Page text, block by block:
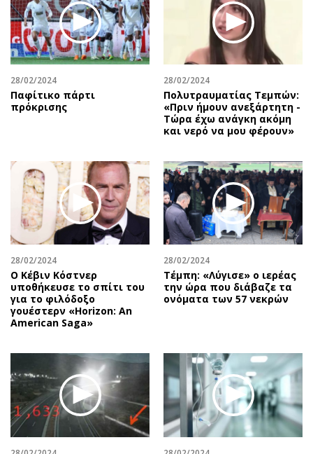
Βιβλίο
Χειρόγραφα
Προσωπικότητες στην ''Κ''
Επιστολές
28/02/2024
Παφίτικο πάρτι
πρόκρισης
28/02/2024
Πολυτραυματίας Τεμπών:
«Πριν ήμουν ανεξάρτητη -
Τώρα έχω ανάγκη ακόμη
και νερό να μου φέρουν»
28/02/2024
Ο Κέβιν Κόστνερ
υποθήκευσε το σπίτι του
για το φιλόδοξο
γουέστερν «Horizon: An
American Saga»
28/02/2024
Τέμπη: «Λύγισε» ο ιερέας
την ώρα που διάβαζε τα
ονόματα των 57 νεκρών